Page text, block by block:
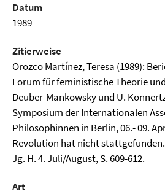
Datum
1989
Zitierweise
Orozco Martínez, Teresa (1989):
Forum für feministische Theorie
Deuber-Mankowsky und U.
Symposium der Internationalen
Philosophinnen in Berlin, 06.- 09.
Revolution hat nicht stattgefunden.
Jg. H. 4. Juli/August, S. 609-612.
Art